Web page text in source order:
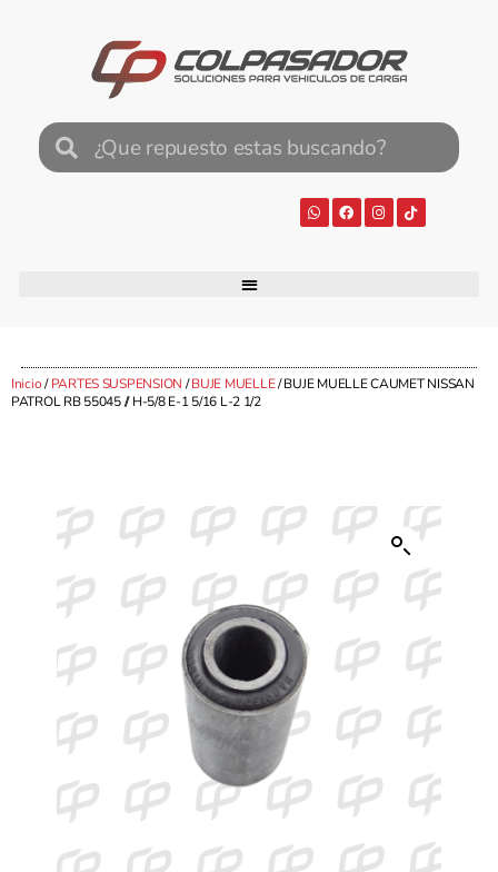
Inicio/PARTES SUSPENSION /BUJE MUELLE/ BUJE MUELLE CAUMET NISSAN
PATROL RB 55045 // H-5/8 E-1 5/16 L-2 1/2